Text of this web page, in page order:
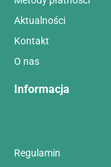
Aktualności
Kontakt
O nas
Informacja
Regulamin